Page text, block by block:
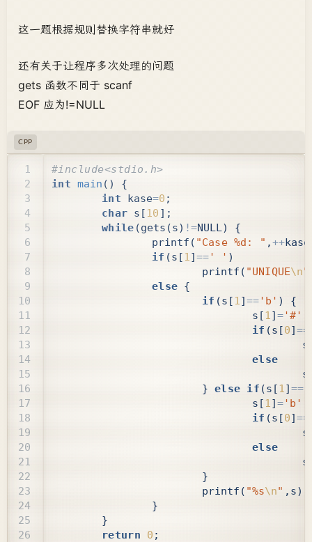
这一题根据规则替换字符串就好
还有关于让程序多次处理的问题
gets 函数不同于 scanf
EOF 应为!=NULL
CPP
14
int main ()
{
int
kase=0 ;
char s [10 ];
while (gets (s) !=NULL)
{
printf ( "Case %d: " ,++kase
if (s [1]==' ' )
printf ( "UNIQUE\n"
else {
if (s [1]=='b' )
{
s [1]='#'
if (s [0]==
s
else
s
} else if (s [1]==
s [1]='b'
if (s [0]==
s
else
s
}
printf ( "%s\n" , s);
}
}
return
0 ;